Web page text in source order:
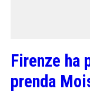
Firenze ha
prenda